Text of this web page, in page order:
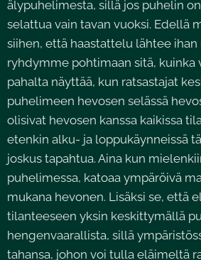
älypuhelimesta, sillä jos puhelin
selattua vain tavan vuoksi. Edellä
siihen, että haastattelu lähtee
ryhdymme pohtimaan sitä, kuinka
pahalta näyttää, kun ratsastajat
puhelimeen hevosen selässä
olisivat hevosen kanssa kaikissa
etenkin alku- ja loppukäynneissä
joskus tapahtua. Aina kun
puhelimessa, katoaa ympäröivä
mukana hevonen. Lisäksi se, että
tilanteeseen yksin keskittymällä
hengenvaarallista, sillä
tahansa, johon voi tulla eläimeltä